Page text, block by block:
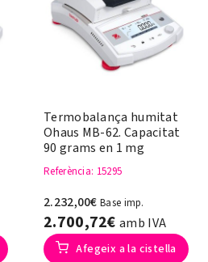
Termobalança humitat
Ohaus MB-62. Capacitat
90 grams en 1 mg
Referència: 15295
2.232,00€ Base imp.
2.700,72€ amb IVA
Afegeix a la cistella